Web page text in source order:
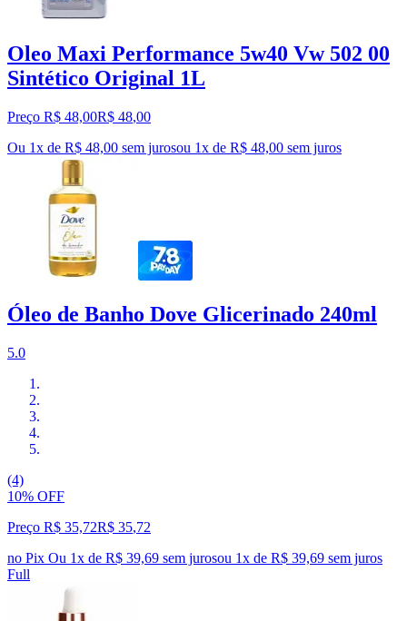
Oleo Maxi Performance 5w40 Vw 502 00
Sintético Original 1L
Preço R$ 48,00R$ 48,00
Ou 1x de R$ 48,00 sem jurosou 1x de R$ 48,00 sem juros
Óleo de Banho Dove Glicerinado 240ml
5.0
(4)
10% OFF
Preço R$ 35,72R$ 35,72
no Pix Ou 1x de R$ 39,69 sem jurosou 1x de R$ 39,69 sem juros
Full